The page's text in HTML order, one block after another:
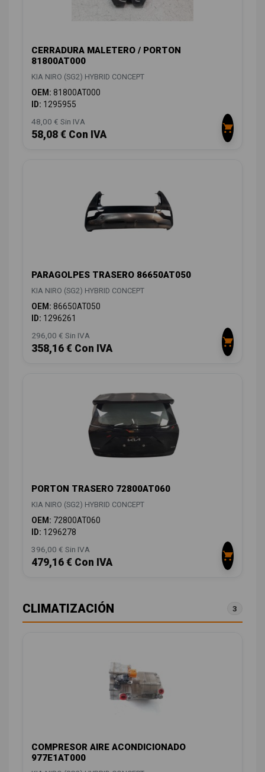
CERRADURA MALETERO / PORTON
81800AT000
KIA NIRO (SG2) HYBRID CONCEPT
OEM: 81800AT000
ID: 1295955
48,00 € Sin IVA
58,08 € Con IVA
PARAGOLPES TRASERO 86650AT050
KIA NIRO (SG2) HYBRID CONCEPT
OEM: 86650AT050
ID: 1296261
296,00 € Sin IVA
358,16 € Con IVA
PORTON TRASERO 72800AT060
KIA NIRO (SG2) HYBRID CONCEPT
OEM: 72800AT060
ID: 1296278
396,00 € Sin IVA
479,16 € Con IVA
CLIMATIZACIÓN 3
COMPRESOR AIRE ACONDICIONADO
977E1AT000